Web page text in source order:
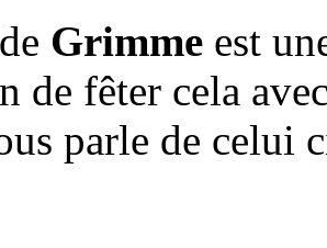
Grimme est
de fêter cela
parle de celui